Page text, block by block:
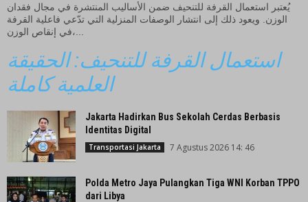
يُعتبر استعمال القرفة للتنحيف ضمن الأساليب المنتشرة في مجال فقدان
الوزن. ويعود ذلك إلى انتشار الوصفات المنزلية التي تدّعي فاعلية القرفة
في إنقاص الوزن،...
استعمال القرفة للتنحيف: الحقيقة
العلمية كاملة
Jakarta Hadirkan Bus Sekolah Cerdas Berbasis
Identitas Digital
Transportasi Jakarta 7 Agustus 2026 14: 46
Polda Metro Jaya Pulangkan Tiga WNI Korban TPPO
dari Libya